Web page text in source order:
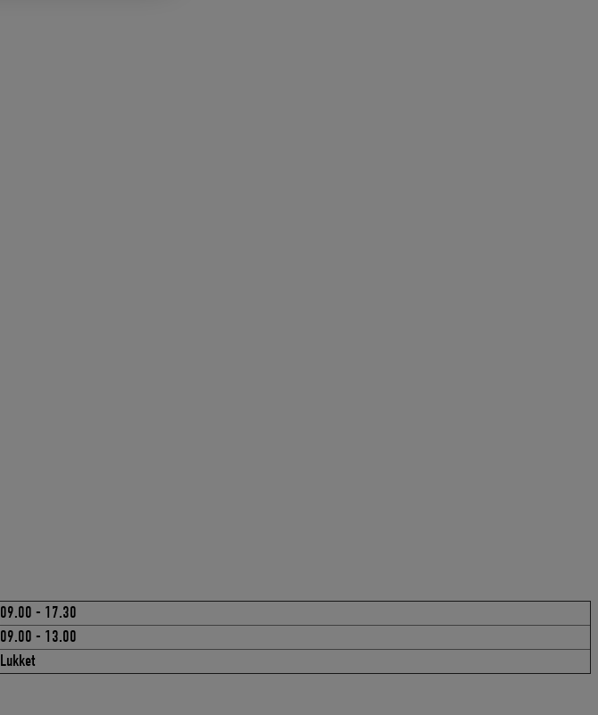
09.00 - 17.30
09.00 - 13.00
Lukket